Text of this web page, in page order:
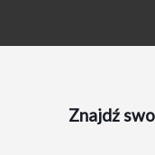
Znajdź